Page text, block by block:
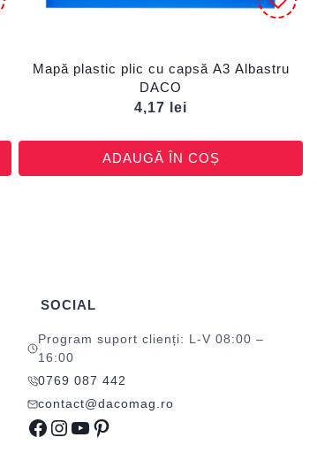
Mapă plastic plic cu capsă A3 Albastru
DACO
4,17
lei
ADAUGĂ ÎN COȘ
SOCIAL
Program suport clienți: L-V 08:00 –
16:00
0769 087 442
contact@dacomag.ro
Facebook
Instagram
YouTube
Pinterest